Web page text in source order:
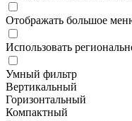
Отображать большое
Использовать
Умный фильтр
Вертикальный
Горизонтальный
Компактный